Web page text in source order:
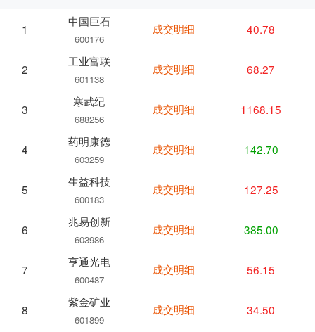
1
中国巨石
600176
2
工业富联
601138
3
寒武纪
688256
4
药明康德
603259
5
生益科技
600183
6
兆易创新
603986
7
亨通光电
600487
8
紫金矿业
601899
成交明细 40.78
成交明细 68.27
成交明细 1168.15
成交明细 142.70
成交明细 127.25
成交明细 385.00
成交明细 56.15
成交明细 34.50